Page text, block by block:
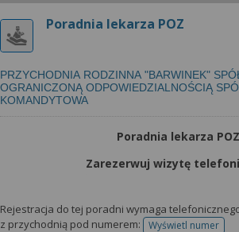
Poradnia lekarza POZ
PRZYCHODNIA RODZINNA "BARWINEK"
OGRANICZONĄ ODPOWIEDZIALNOŚCIĄ
KOMANDYTOWA
Poradnia lekarza POZ
Zarezerwuj wizytę
Rejestracja do tej poradni wymaga
z przychodnią pod numerem:
Wyświetl numer